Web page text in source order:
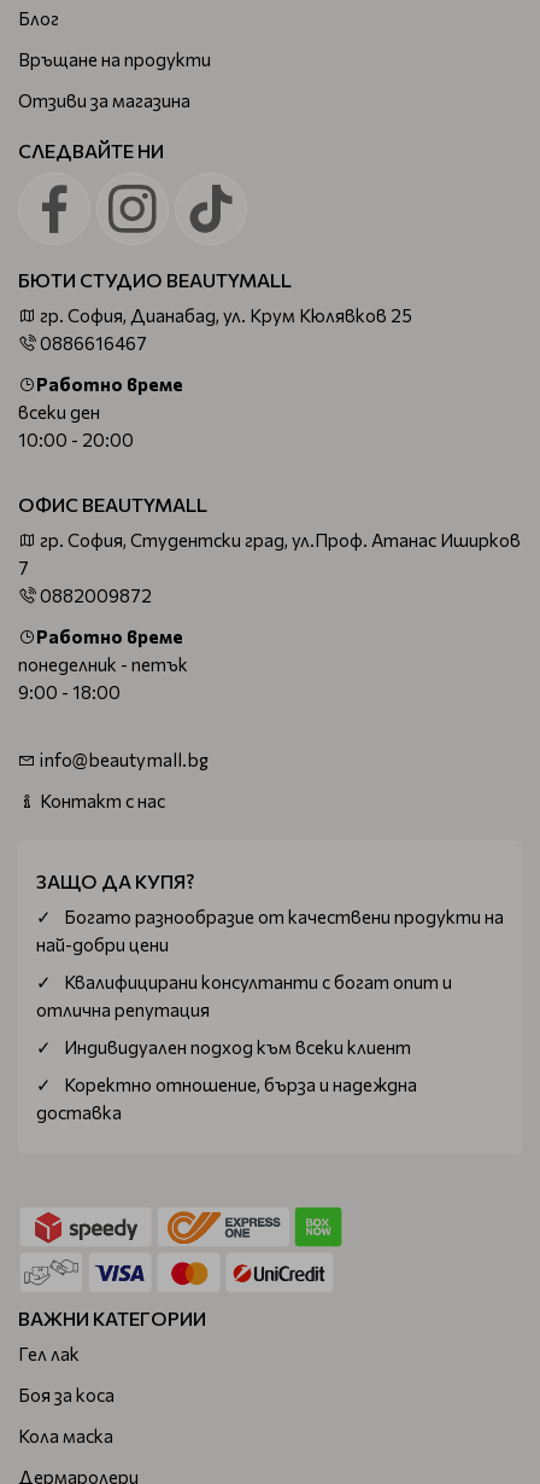
Блог
Връщане на продукти
Отзиви за магазина
СЛЕДВАЙТЕ НИ
БЮТИ СТУДИО BEAUTYMALL
гр. София, Дианабад, ул. Крум Кюлявков 25
0886616467
Работно време
всеки ден
10:00 - 20:00
ОФИС BEAUTYMALL
гр. София, Студентски град, ул.Проф. Атанас Иширков
7
0882009872
Работно време
понеделник - петък
9:00 - 18:00
info@beautymall.bg
Контакт с нас
ЗАЩО ДА КУПЯ?
Богатo разнообразие от качествени продукти на
най-добри цени
Квалифицирани консултанти с богат опит и
отлична репутация
Индивидуален подход към всеки клиент
Коректно отношение, бърза и надеждна
доставка
ВАЖНИ КАТЕГОРИИ
Гел лак
Боя за коса
Кола маска
Дермаролери